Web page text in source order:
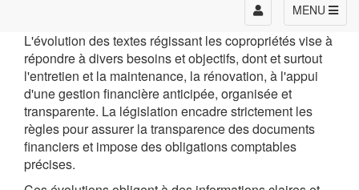
MENU
Toggle
navigation
L'évolution des textes régissant les copropriétés vise à
répondre à divers besoins et objectifs, dont et surtout
l'entretien et la maintenance, la rénovation, à l'appui
d'une gestion financière anticipée, organisée et
transparente. La législation encadre strictement les
règles pour assurer la transparence des documents
financiers et impose des obligations comptables
précises.